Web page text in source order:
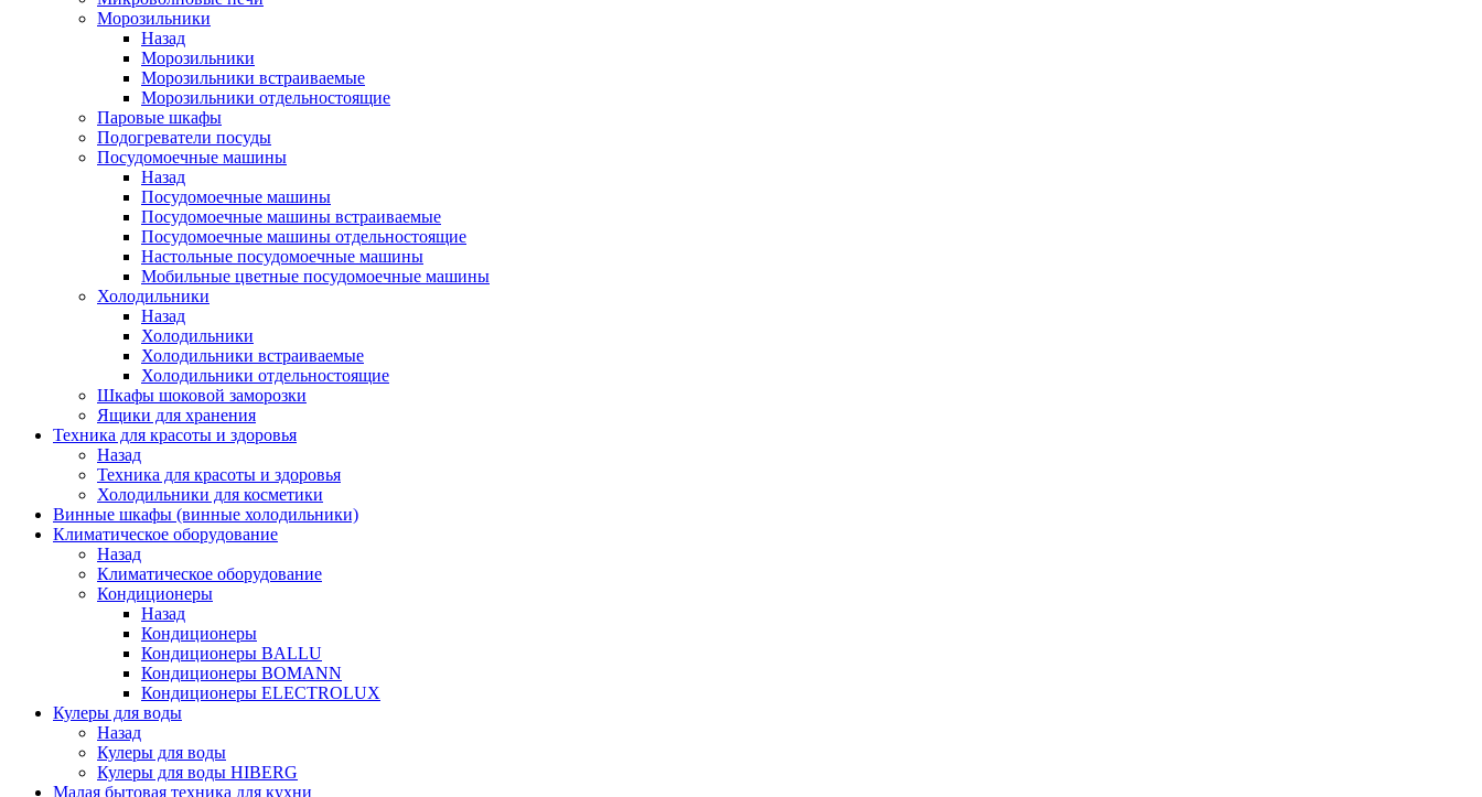
Морозильники
Назад
Морозильники
Морозильники встраиваемые
Морозильники отдельностоящие
Паровые шкафы
Подогреватели посуды
Посудомоечные машины
Назад
Посудомоечные машины
Посудомоечные машины встраиваемые
Посудомоечные машины отдельностоящие
Настольные посудомоечные машины
Мобильные цветные посудомоечные машины
Холодильники
Назад
Холодильники
Холодильники встраиваемые
Холодильники отдельностоящие
Шкафы шоковой заморозки
Ящики для хранения
Техника для красоты и здоровья
Назад
Техника для красоты и здоровья
Холодильники для косметики
Винные шкафы (винные холодильники)
Климатическое оборудование
Назад
Климатическое оборудование
Кондиционеры
Назад
Кондиционеры
Кондиционеры BALLU
Кондиционеры BOMANN
Кондиционеры ELECTROLUX
Кулеры для воды
Назад
Кулеры для воды
Кулеры для воды HIBERG
Малая бытовая техника для кухни